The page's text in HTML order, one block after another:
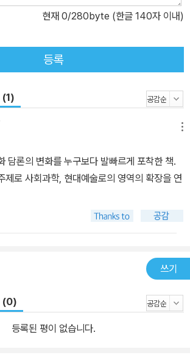
한국 다큐멘터리 영화는 사회운동의 일환으로
교육 선전의 역할을 하였으며, 계몽적 성격이
계정세가 변화하고 시민사회 영역이 확장되
가 계몽적 성격을 탈피하고 ‘자기 성찰적인 태
년대 중반에 이르면 감독 ‘개인’의 시각과 개
지막으로 2000년대 후반부터는 다큐멘터리 영
야와 ‘경계를 넘나드는 횡단성’을 보인다. 예컨
상영 및 전시되고, 영화와 미디어아트를 넘나
등장한다. 책은 각 시기에 해당하는 구체적
구분과 전환의 의미를 설명하고 있다. 2000
터리 영화의 새로운 지점들 2부 「새로운 공간
멘터리 영화 속에 등장하는 공간들을 ‘근대적 잔
적 질료와 매개’로서의 공간 등 유형에 따라 분
일어나면 건물이 허물어지고 철거민이 되는
“ ‘비장소화’ ‘탈역사화’되는 공간”, “사람들의
의 표현으로 설명한다. 공간의 사회적 성격과 그
의 감각이 변화함에 따라, 한국 다큐멘터리 영
를 겪게 된다. 다큐멘터리 영화에서 공간은 이
현재 0/280byte (한글 140자 이내)
등록
(1)
담론의 변화를 누구보다 발빠르게 포착한 책.
제로 사회과학, 현대예술로의 영역의 확장을 연
쓰기
(0)
등록된 평이 없습니다.